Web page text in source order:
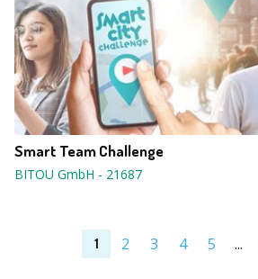
Smart Team Challenge
BITOU GmbH - 21687
1 2 3 4 5 ...